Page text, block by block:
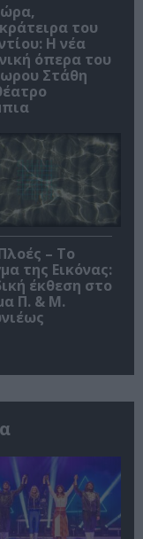
του
Η νέα
όπερα του
Στάθη
– Το
της Εικόνας:
έκθεση στο
Π. & Μ.